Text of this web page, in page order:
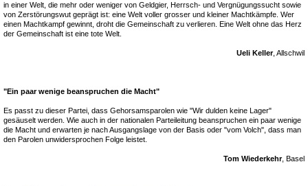
in einer Welt, die mehr oder weniger von Geldgier, Herrsch- und Vergnügungssucht sowie
von Zerstörungswut geprägt ist: eine Welt voller grosser und kleiner Machtkämpfe. Wer
einen Machtkampf gewinnt, droht die Gemeinschaft zu verlieren. Eine Welt ohne das Herz
der Gemeinschaft ist eine tote Welt.
Ueli Keller, Allschwil
"Ein paar wenige beanspruchen die Macht"
Es passt zu dieser Partei, dass Gehorsamsparolen wie "Wir dulden keine Lager"
gesäuselt werden. Wie auch in der nationalen Parteileitung beanspruchen ein paar wenige
die Macht und erwarten je nach Ausgangslage von der Basis oder "vom Volch", dass man
den Parolen unwidersprochen Folge leistet.
Tom Wiederkehr, Basel